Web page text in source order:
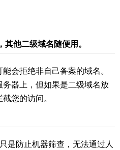
他二级域名随便用。
会拒绝非自己备案的域名。
器上，但如果是二级域名放
您的访问。
是防止机器筛查，无法通过人